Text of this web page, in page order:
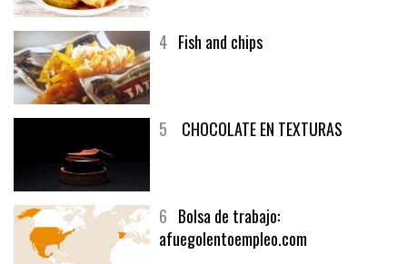
4 Fish and chips
5 CHOCOLATE EN TEXTURAS
6 Bolsa de trabajo:
afuegolentoempleo.com